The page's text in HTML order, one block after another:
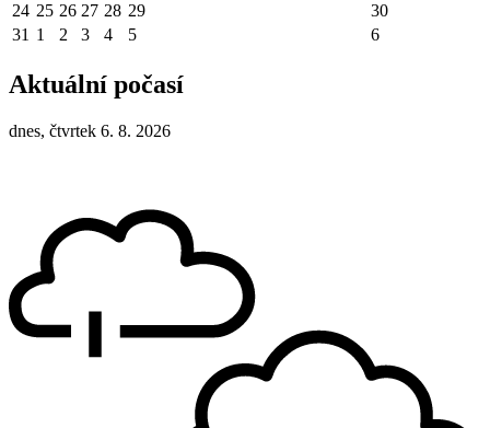
24 25 26 27 28 29
30
31 1 2 3 4 5 6
Aktuální počasí
dnes, čtvrtek 6. 8. 2026